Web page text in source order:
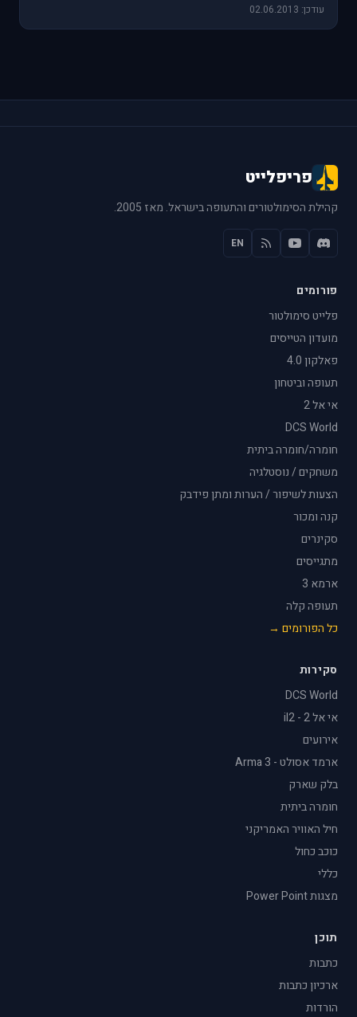
עודכן: 02.06.2013
פריפלייט
קהילת הסימולטורים והתעופה בישראל. מאז 2005.
EN
פורומים
פלייט סימולטור
מועדון הטייסים
פאלקון 4.0
תעופה וביטחון
אי אל 2
DCS World
חומרה/חומרה ביתית
משחקים / נוסטלגיה
הצעות לשיפור / הערות ומתן פידבק
קנה ומכור
סקינרים
מתגייסים
ארמא 3
תעופה קלה
כל הפורומים →
סקירות
DCS World
אי אל 2 - il2
אירועים
ארמד אסולט - Arma 3
בלק שארק
חומרה ביתית
חיל האוויר האמריקני
כוכב כחול
כללי
מצגות Power Point
תוכן
כתבות
ארכיון כתבות
הורדות